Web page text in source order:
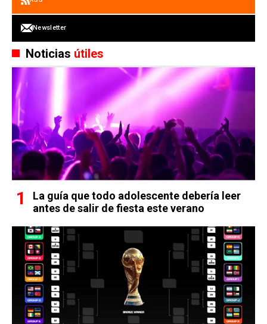
Newsletter
Noticias útiles
La guía que todo adolescente debería leer
antes de salir de fiesta este verano